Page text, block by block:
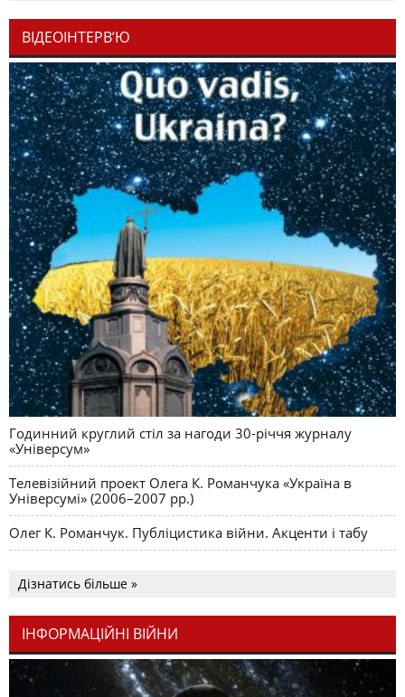
ВІДЕОІНТЕРВ’Ю
Годинний круглий стіл за нагоди 30-річчя журналу
«Універсум»
Телевізійний проект Олега К. Романчука «Україна в
Універсумі» (2006–2007 рр.)
Олег К. Романчук. Публіцистика війни. Акценти і табу
Дізнатись більше »
ІНФОРМАЦІЙНІ ВІЙНИ